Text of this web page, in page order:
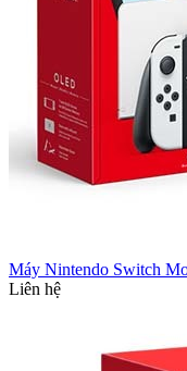
Máy Nintendo Switch
Liên hệ